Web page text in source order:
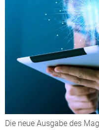
Die neue Ausgabe des